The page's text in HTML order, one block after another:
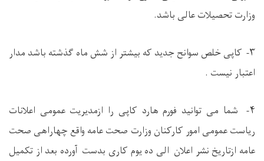
وزارت تحصیلات عالی باشد.
۳- کاپی خلص سوانح جدید که بیشتر از شش ماه گذشته باشد مدار
اعتبار نیست .
۴- شما می توانید فورم هارد کاپی را ازمدیریت عمومی اعلانات
ریاست عمومی امورکارکنان وزارت صحت عامه واقع چهاراهی صحت
عامه ازتاریخ نشر اعلان الی ده یوم کاری بدست آورده بعد از تکمیل